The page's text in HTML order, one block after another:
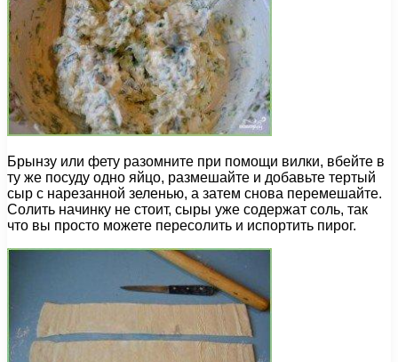
Брынзу или фету разомните при помощи вилки, вбейте в
ту же посуду одно яйцо, размешайте и добавьте тертый
сыр с нарезанной зеленью, а затем снова перемешайте.
Солить начинку не стоит, сыры уже содержат соль, так
что вы просто можете пересолить и испортить пирог.